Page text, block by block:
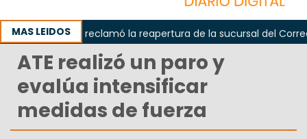
MAS LEIDOS
Odarda reclamó la reapertura de la sucursal del Correo
ATE realizó un paro y
evalúa intensificar
medidas de fuerza